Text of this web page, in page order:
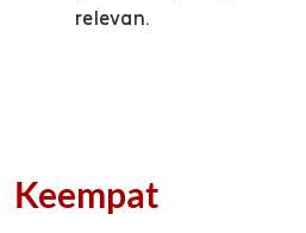
relevan.
Keempat